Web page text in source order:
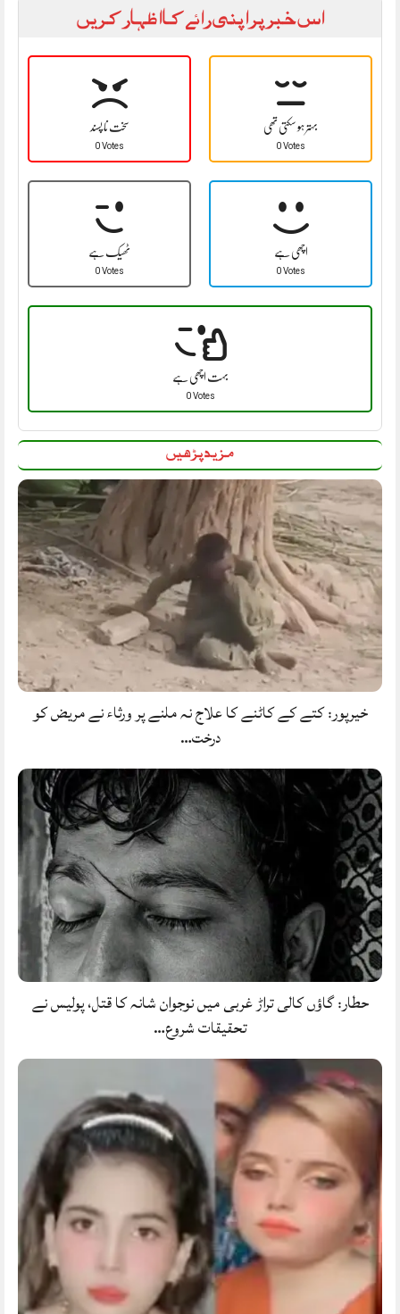
اس خبر پر اپنی رائے کا اظہار کریں
سخت نا پسند
0 Votes
بہتر ہو سکتی تھی
0 Votes
ٹھیک ہے
0 Votes
اچھی ہے
0 Votes
بہت اچھی ہے
0 Votes
مزید پڑھیں
خیرپور: کتے کے کاٹنے کا علاج نہ ملنے پر ورثاء نے مریض کو
درخت…
حطار: گاؤں کالی تراڑ غربی میں نوجوان شانہ کا قتل، پولیس نے
تحقیقات شروع…